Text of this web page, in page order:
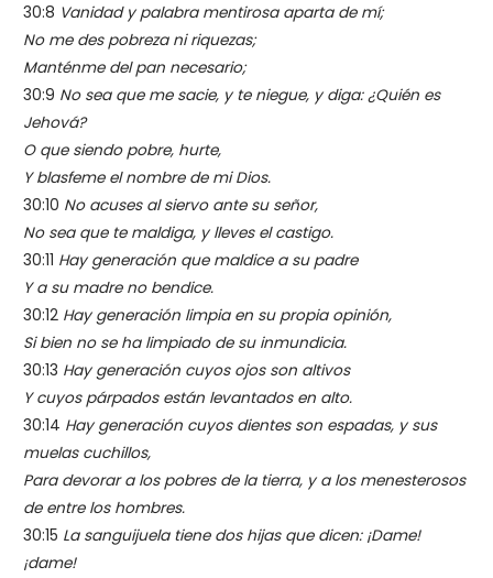
30:8 Vanidad y palabra mentirosa aparta de mí;
No me des pobreza ni riquezas;
Manténme del pan necesario;
30:9 No sea que me sacie, y te niegue, y diga: ¿Quién es
Jehová?
O que siendo pobre, hurte,
Y blasfeme el nombre de mi Dios.
30:10 No acuses al siervo ante su señor,
No sea que te maldiga, y lleves el castigo.
30:11 Hay generación que maldice a su padre
Y a su madre no bendice.
30:12 Hay generación limpia en su propia opinión,
Si bien no se ha limpiado de su inmundicia.
30:13 Hay generación cuyos ojos son altivos
Y cuyos párpados están levantados en alto.
30:14 Hay generación cuyos dientes son espadas, y sus
muelas cuchillos,
Para devorar a los pobres de la tierra, y a los menesterosos
de entre los hombres.
30:15 La sanguijuela tiene dos hijas que dicen: ¡Dame!
¡dame!